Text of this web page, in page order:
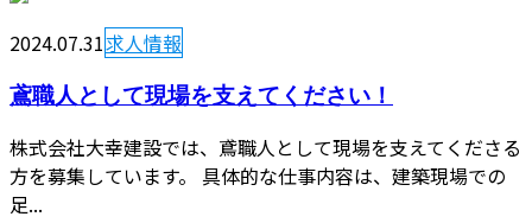
2024.07.31求人情報
鳶職人として現場を支えてください！
株式会社大幸建設では、鳶職人として現場を支えてくださる
方を募集しています。 具体的な仕事内容は、建築現場での
足...